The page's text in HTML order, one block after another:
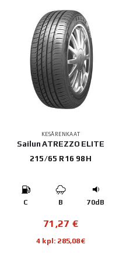
KESÄRENKAAT
Sailun ATREZZO ELITE
215/65 R16 98H
C B 70dB
71,27 €
4 kpl: 285,08€